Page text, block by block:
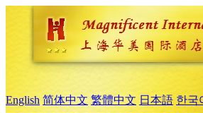
English 简体中文 繁體中文 日本語 한국